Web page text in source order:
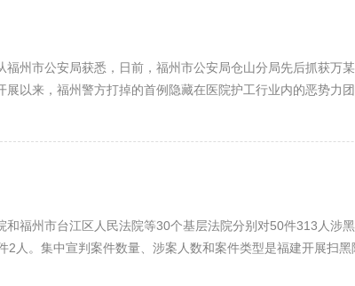
市公安局获悉，日前，福州市公安局仓山分局先后抓获万
展以来，福州警方打掉的首例隐藏在医院护工行业内的恶
州市台江区人民法院等30个基层法院分别对50件313人涉
人。集中宣判案件数量、涉案人数和案件类型是福建开展